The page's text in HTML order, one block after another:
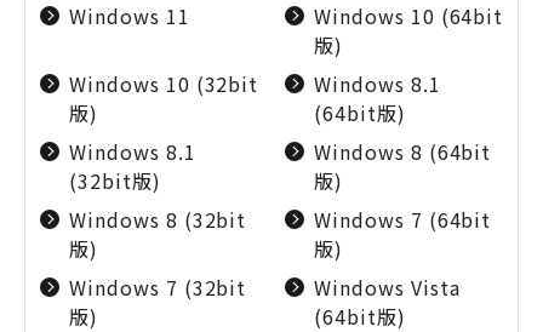
Windows 11
Windows 10 (64bit
版)
Windows 10 (32bit
版)
Windows 8.1
(64bit版)
Windows 8.1
(32bit版)
Windows 8 (64bit
版)
Windows 8 (32bit
版)
Windows 7 (64bit
版)
Windows 7 (32bit
版)
Windows Vista
(64bit版)